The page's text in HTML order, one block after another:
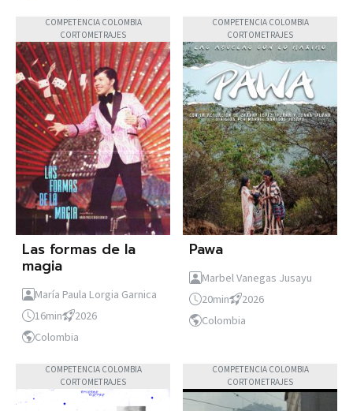
COMPETENCIA COLOMBIA
CORTOMETRAJES
Las formas de la
magia
María Paula Lorgia Garnica
16min
2026
Colombia
COMPETENCIA COLOMBIA
CORTOMETRAJES
Pawa
Marbel Vanegas Jusayu
20min
2026
Colombia
COMPETENCIA COLOMBIA
CORTOMETRAJES
COMPETENCIA COLOMBIA
CORTOMETRAJES